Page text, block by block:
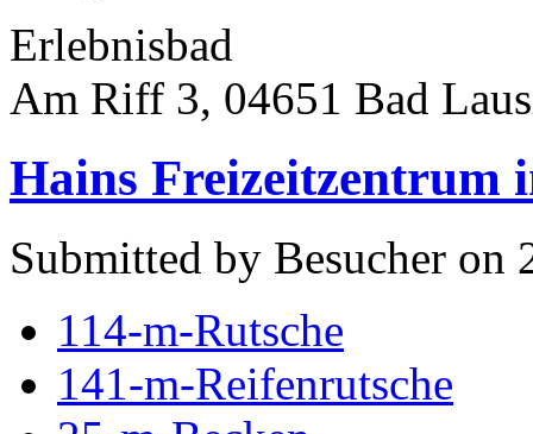
Erlebnisbad
Am Riff 3, 04651 Bad
Hains Freizeitzentrum
Submitted by Besucher on
114-m-Rutsche
141-m-Reifenrutsche